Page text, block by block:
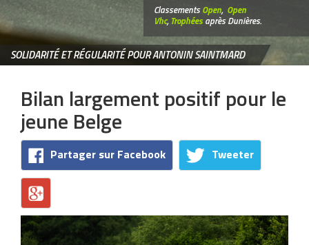
ClassementsOpen, Open
Vhc, Trophéesaprès Dunières.
SOLIDARITÉ ET RÉGULARITÉ POUR ANTONIN SAINTMARD
Bilan largement positif pour le
jeune Belge
Partager sur Facebook Tweeter